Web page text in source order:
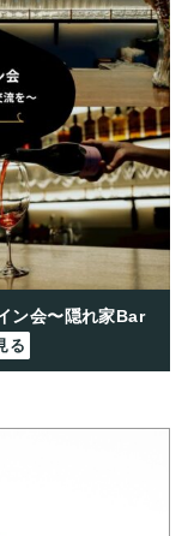
ン会〜隠れ家Bar
る